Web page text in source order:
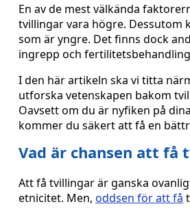
En av de mest välkända
tvillingar vara högre. Dessutom
som är yngre. Det finns dock
ingrepp och
I den här artikeln ska vi titta
utforska vetenskapen bakom
Oavsett om du är nyfiken på
kommer du säkert att få en
Vad är chansen att få
Att få tvillingar är ganska
etnicitet. Men, oddsen för att få